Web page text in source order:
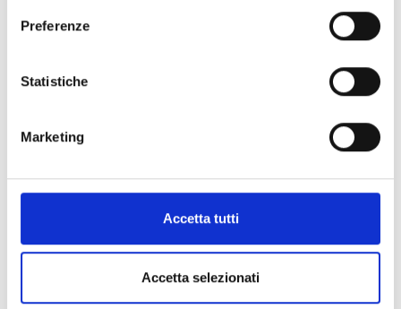
Preferenze
Statistiche
Marketing
Accetta tutti
Accetta selezionati
HOF AM SCHLOSS
info@hof-am-schloss.com
www.hof-am-schloss.com
T+39 346 9572446